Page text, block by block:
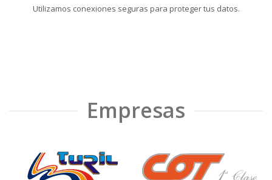
Utilizamos conexiones seguras para proteger tus datos.
Empresas
❮ ❯